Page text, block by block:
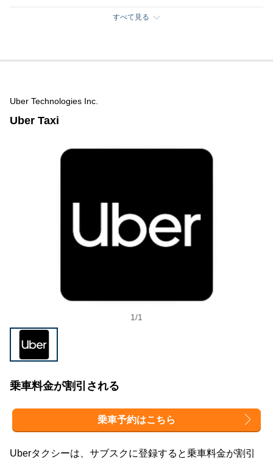
すべて見る
Uber Technologies Inc.
Uber Taxi
1/1
乗車料金が割引される
乗車予約はこちら
Uberタクシーは、サブスクに登録すると乗車料金が割引